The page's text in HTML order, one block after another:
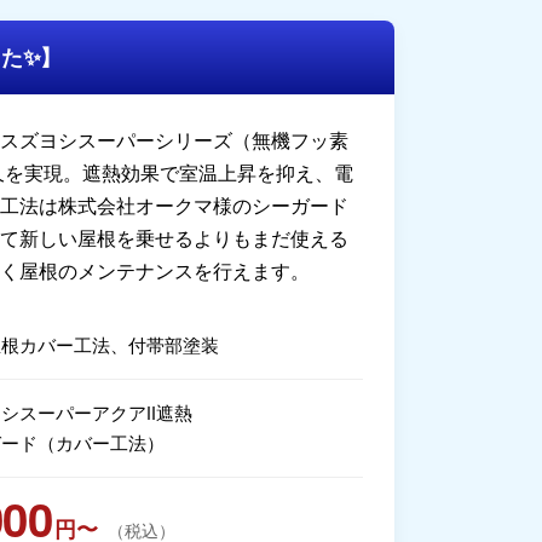
✨】
ズヨシスーパーシリーズ（無機フッ素
実現。遮熱効果で室温上昇を抑え、電
法は株式会社オークマ様のシーガード
新しい屋根を乗せるよりもまだ使える
屋根のメンテナンスを行えます。
カバー工法、付帯部塗装
スーパーアクアⅡ遮熱
ド（カバー工法）
円〜 （税込）